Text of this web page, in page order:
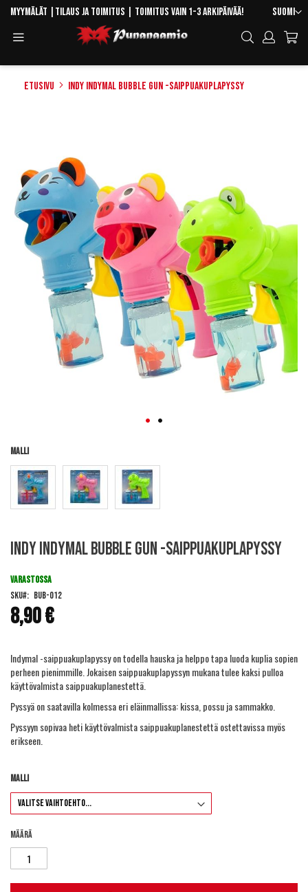
Skip
Content
Kieli
Suomi
Myymälät Tilaus ja toimitus | Toimitus vain 1-3 arkipäivää!
Hae
Etusivu Indy Indymal Bubble Gun -saippuakuplapyssy
the
images
gallery
Malli
to
beginning
the
images
gallery
Indy Indymal Bubble Gun -saippuakuplapyssy
8,90 €
VARASTOSSA
SKU
BUB-012
Indymal -saippuakuplapyssy on todella hauska ja helppo tapa luoda kuplia sopien
perheen pienimmille. Jokaisen saippuakuplapyssyn mukana tulee kaksi pulloa
käyttövalmista saippuakuplanestettä.
Pyssyä on saatavilla kolmessa eri eläinmallissa: kissa, possu ja sammakko.
Pyssyyn sopivaaheti käyttövalmista saippuakuplanestettäostettavissa myös
erikseen.
Malli
Määrä